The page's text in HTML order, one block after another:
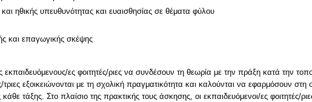
ηθικής υπευθυνότητας και ευαισθησίας σε θέματα φύλου
και επαγωγικής σκέψης
εκπαιδευόμενους/ες φοιτητές/ριες να συνδέσουν τη θεωρία με την πράξη κατά την
εξοικειώνονται με τη σχολική πραγματικότητα και καλούνται να εφαρμόσουν στη
τάξης. Στο πλαίσιο της πρακτικής τους άσκησης, οι εκπαιδευόμενοι/ες φοιτητές/